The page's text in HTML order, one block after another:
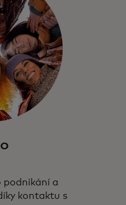
podnikání a
kontaktu s